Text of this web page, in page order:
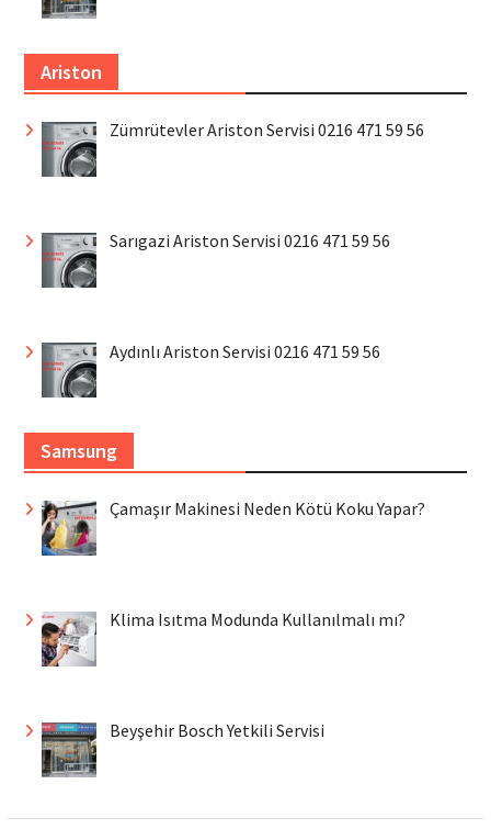
Ariston
Zümrütevler Ariston Servisi 0216 471 59 56
Sarıgazi Ariston Servisi 0216 471 59 56
Aydınlı Ariston Servisi 0216 471 59 56
Samsung
Çamaşır Makinesi Neden Kötü Koku Yapar?
Klima Isıtma Modunda Kullanılmalı mı?
Beyşehir Bosch Yetkili Servisi